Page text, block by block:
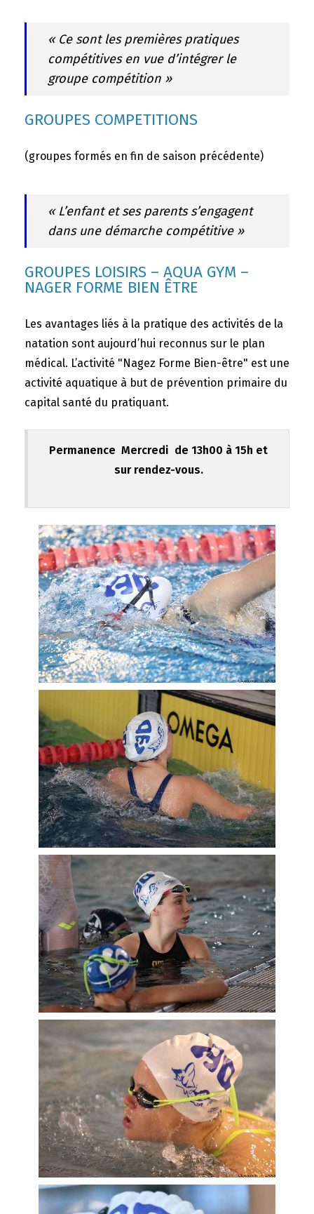
« Ce sont les premières pratiques
compétitives en vue d’intégrer le
groupe compétition »
GROUPES COMPETITIONS
(groupes formés en fin de saison précédente)
« L’enfant et ses parents s’engagent
dans une démarche compétitive »
GROUPES LOISIRS – AQUA GYM –
NAGER FORME BIEN ÊTRE
Les avantages liés à la pratique des activités de la
natation sont aujourd’hui reconnus sur le plan
médical. L’activité "Nagez Forme Bien-être" est une
activité aquatique à but de prévention primaire du
capital santé du pratiquant.
Permanence Mercredi de 13h00 à 15h et
sur rendez-vous.